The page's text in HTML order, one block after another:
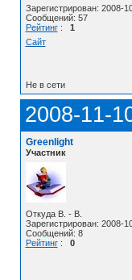
Зарегистрирован: 2008-
Сообщений: 57
Рейтинг: 1
Сайт
Не в сети
2008-11-
Greenlight
Участник
Откуда B. - B.
Зарегистрирован: 2008-
Сообщений: 8
Рейтинг: 0